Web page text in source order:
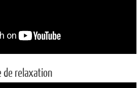
de relaxation